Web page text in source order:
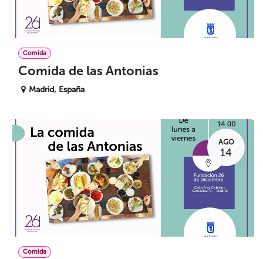
Comida
Comida de las Antonias
Madrid, España
AGO
14
Comida